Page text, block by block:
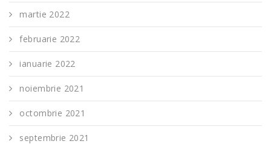
martie 2022
februarie 2022
ianuarie 2022
noiembrie 2021
octombrie 2021
septembrie 2021